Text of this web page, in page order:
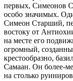
первых, Симеонов
особо значимых.
Симеон Старший,
востоку от
на месте его
огромный,
крестообразно,
Самаан. Он более-
на столько